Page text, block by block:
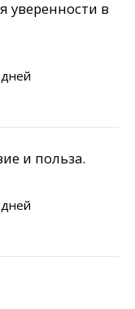
уверенности в
и польза.